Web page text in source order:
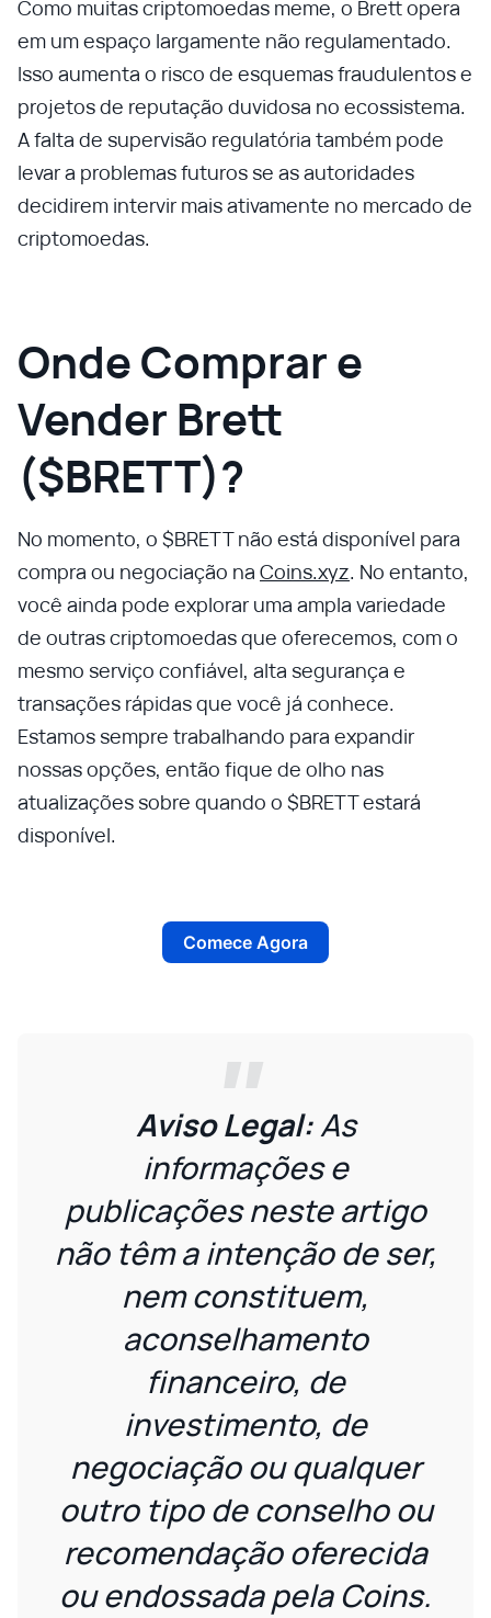
Como muitas criptomoedas meme, o Brett opera
em um espaço largamente não regulamentado.
Isso aumenta o risco de esquemas fraudulentos e
projetos de reputação duvidosa no ecossistema.
A falta de supervisão regulatória também pode
levar a problemas futuros se as autoridades
decidirem intervir mais ativamente no mercado de
criptomoedas.
Onde Comprar e
Vender Brett
($BRETT)?
No momento, o $BRETT não está disponível para
compra ou negociação na Coins.xyz. No entanto,
você ainda pode explorar uma ampla variedade
de outras criptomoedas que oferecemos, com o
mesmo serviço confiável, alta segurança e
transações rápidas que você já conhece.
Estamos sempre trabalhando para expandir
nossas opções, então fique de olho nas
atualizações sobre quando o $BRETT estará
disponível.
Comece Agora
Aviso Legal:As
informações e
publicações neste artigo
não têm a intenção de ser,
nem constituem,
aconselhamento
financeiro, de
investimento, de
negociação ou qualquer
outro tipo de conselho ou
recomendação oferecida
ou endossada pela Coins.